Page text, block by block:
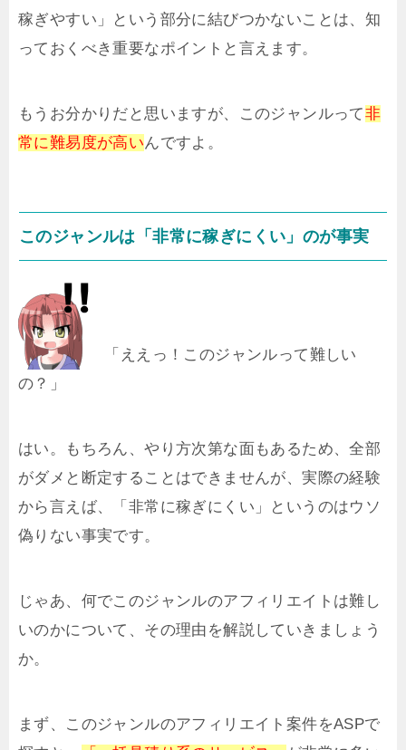
稼ぎやすい」という部分に結びつかないことは、知
っておくべき重要なポイントと言えます。
もうお分かりだと思いますが、このジャンルって非
常に難易度が高いんですよ。
このジャンルは「非常に稼ぎにくい」のが事実
「ええっ！このジャンルって難しい
の？」
はい。もちろん、やり方次第な面もあるため、全部
がダメと断定することはできませんが、実際の経験
から言えば、「非常に稼ぎにくい」というのはウソ
偽りない事実です。
じゃあ、何でこのジャンルのアフィリエイトは難し
いのかについて、その理由を解説していきましょう
か。
まず、このジャンルのアフィリエイト案件をASPで